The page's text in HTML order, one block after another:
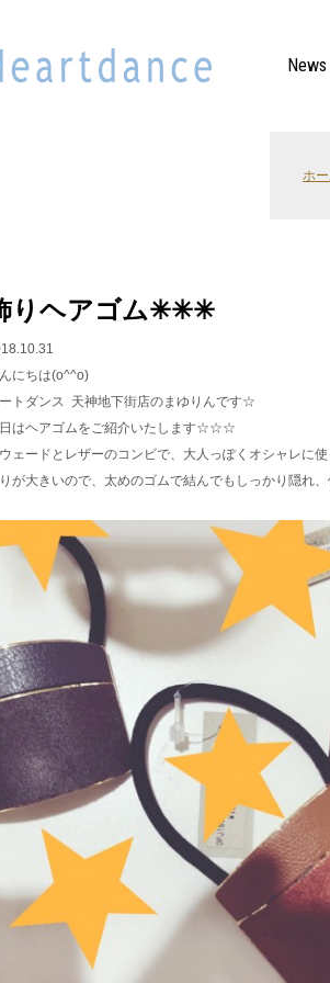
News
ホ
りヘアゴム✳︎✳︎✳︎
にちは(o^^o)
トダンス 天神地下街店のまゆりんです☆
はヘアゴムをご紹介いたします☆☆☆
ェードとレザーのコンビで、大人っぽくオシャレに
が大きいので、太めのゴムで結んでもしっかり隠れ